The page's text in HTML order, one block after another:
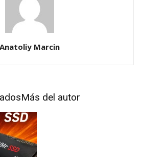
Anatoliy Marcin
Más del autor